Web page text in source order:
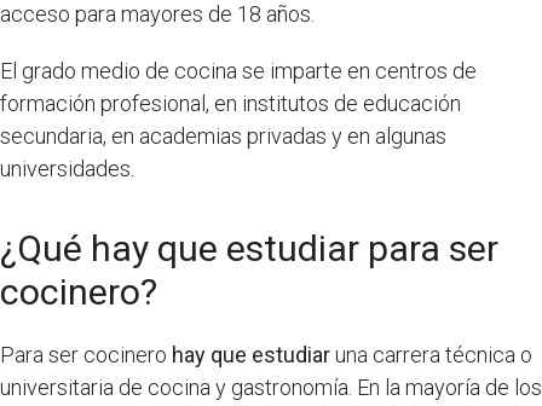
acceso para mayores de 18 años.
El grado medio de cocina se imparte en centros de
formación profesional, en institutos de educación
secundaria, en academias privadas y en algunas
universidades.
¿Qué hay que estudiar para ser
cocinero?
Para ser cocinero hay que estudiaruna carrera técnica o
universitaria de cocina y gastronomía. En la mayoría de los